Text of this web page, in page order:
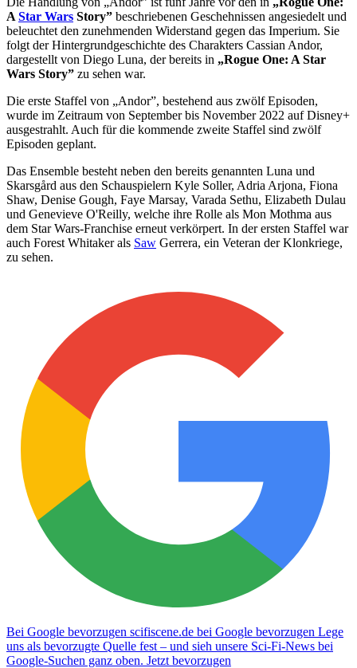
A Star Wars Story” beschriebenen Geschehnissen angesiedelt und
beleuchtet den zunehmenden Widerstand gegen das Imperium. Sie
folgt der Hintergrundgeschichte des Charakters Cassian Andor,
dargestellt von Diego Luna, der bereits in „Rogue One: A Star
Wars Story” zu sehen war.
Die erste Staffel von „Andor”, bestehend aus zwölf Episoden,
wurde im Zeitraum von September bis November 2022 auf Disney+
ausgestrahlt. Auch für die kommende zweite Staffel sind zwölf
Episoden geplant.
Das Ensemble besteht neben den bereits genannten Luna und
Skarsgård aus den Schauspielern Kyle Soller, Adria Arjona, Fiona
Shaw, Denise Gough, Faye Marsay, Varada Sethu, Elizabeth Dulau
und Genevieve O'Reilly, welche ihre Rolle als Mon Mothma aus
dem Star Wars-Franchise erneut verkörpert. In der ersten Staffel war
auch Forest Whitaker als Saw Gerrera, ein Veteran der Klonkriege,
zu sehen.
Bei Google bevorzugen scifiscene.de bei Google bevorzugen Lege
uns als bevorzugte Quelle fest – und sieh unsere Sci-Fi-News bei
Google-Suchen ganz oben. Jetzt bevorzugen